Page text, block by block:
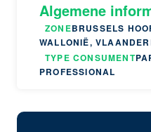
Algemene
ZONEBRUSSELS
WALLONIË,
TYPE CONSUMENT
PROFESSIONAL